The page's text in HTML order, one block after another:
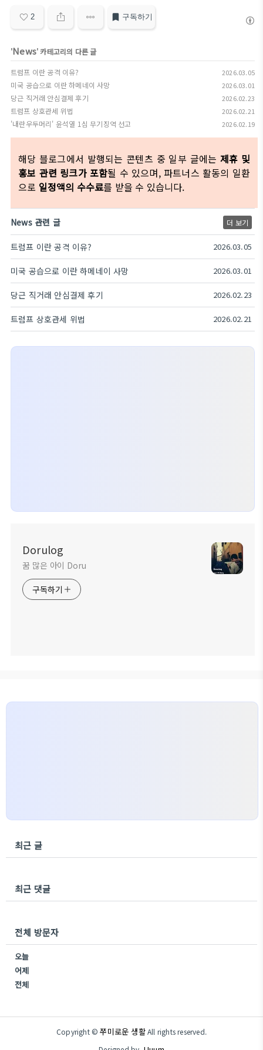
2 구독하기
'News' 카테고리의 다른 글
트럼프 이란 공격 이유? 2026.03.05
미국 공습으로 이란 하메네이 사망 2026.03.01
당근 직거래 안심결제 후기 2026.02.23
트럼프 상호관세 위법 2026.02.21
'내란우두머리' 윤석열 1심 무기징역 선고 2026.02.19
해당 블로그에서 발행되는 콘텐츠 중 일부 글에는 제휴 및
홍보 관련 링크가 포함될 수 있으며, 파트너스 활동의 일환
으로 일정액의 수수료를 받을 수 있습니다.
News 관련 글 더 보기
트럼프 이란 공격 이유? 2026.03.05
미국 공습으로 이란 하메네이 사망 2026.03.01
당근 직거래 안심결제 후기 2026.02.23
트럼프 상호관세 위법 2026.02.21
Dorulog
꿈 많은 아이 Doru
구독하기
최근 글
최근 댓글
전체 방문자
오늘
어제
전체
Copyright ©쭈미로운 생활All rights reserved.